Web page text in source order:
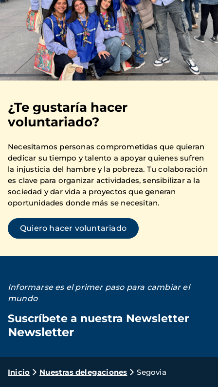
¿Te gustaría hacer
voluntariado?
Necesitamos personas comprometidas que quieran
dedicar su tiempo y talento a apoyar quienes sufren
la injusticia del hambre y la pobreza. Tu colaboración
es clave para organizar actividades, sensibilizar a la
sociedad y dar vida a proyectos que generan
oportunidades donde más se necesitan.
Quiero hacer voluntariado
Informarse es el primer paso para cambiar el
mundo
Suscríbete a nuestra Newsletter
Newsletter
Ruta
Inicio Nuestras delegaciones Segovia